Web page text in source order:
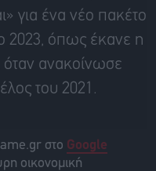
για ένα νέο πακέτο
2023, όπως έκανε η
όταν ανακοίνωσε
του 2021.
στο Google
οικονομική